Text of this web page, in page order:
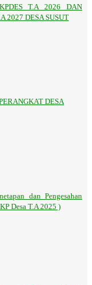
T.A 2026 DAN
2027 DESA SUSUT
DESA
dan Pengesahan
Desa T.A 2025 )